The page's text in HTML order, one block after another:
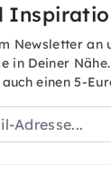
Newsletter
in Deiner
einen 5-